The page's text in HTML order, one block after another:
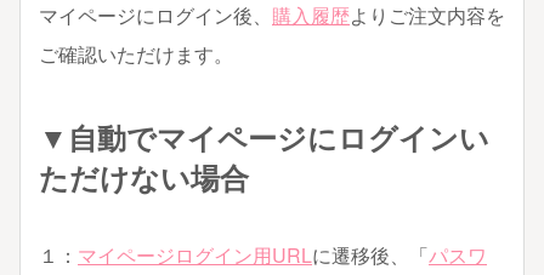
マイページにログイン後、 購入履歴よりご注文内容を
ご確認いただけます。
▼自動でマイページにログインい
ただけない場合
１： マイページログイン用URLに遷移後、「パスワ